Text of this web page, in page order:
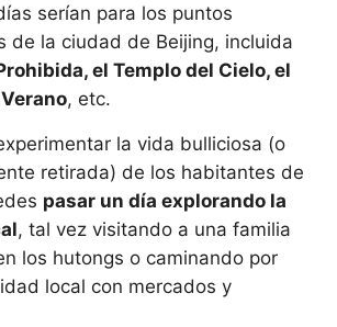
serían para los puntos
de la ciudad de Beijing, incluida
el Templo del Cielo, el
, etc.
la vida bulliciosa (o
retirada) de los habitantes de
pasar un día explorando la
, tal vez visitando a una familia
los hutongs o caminando por
local con mercados y